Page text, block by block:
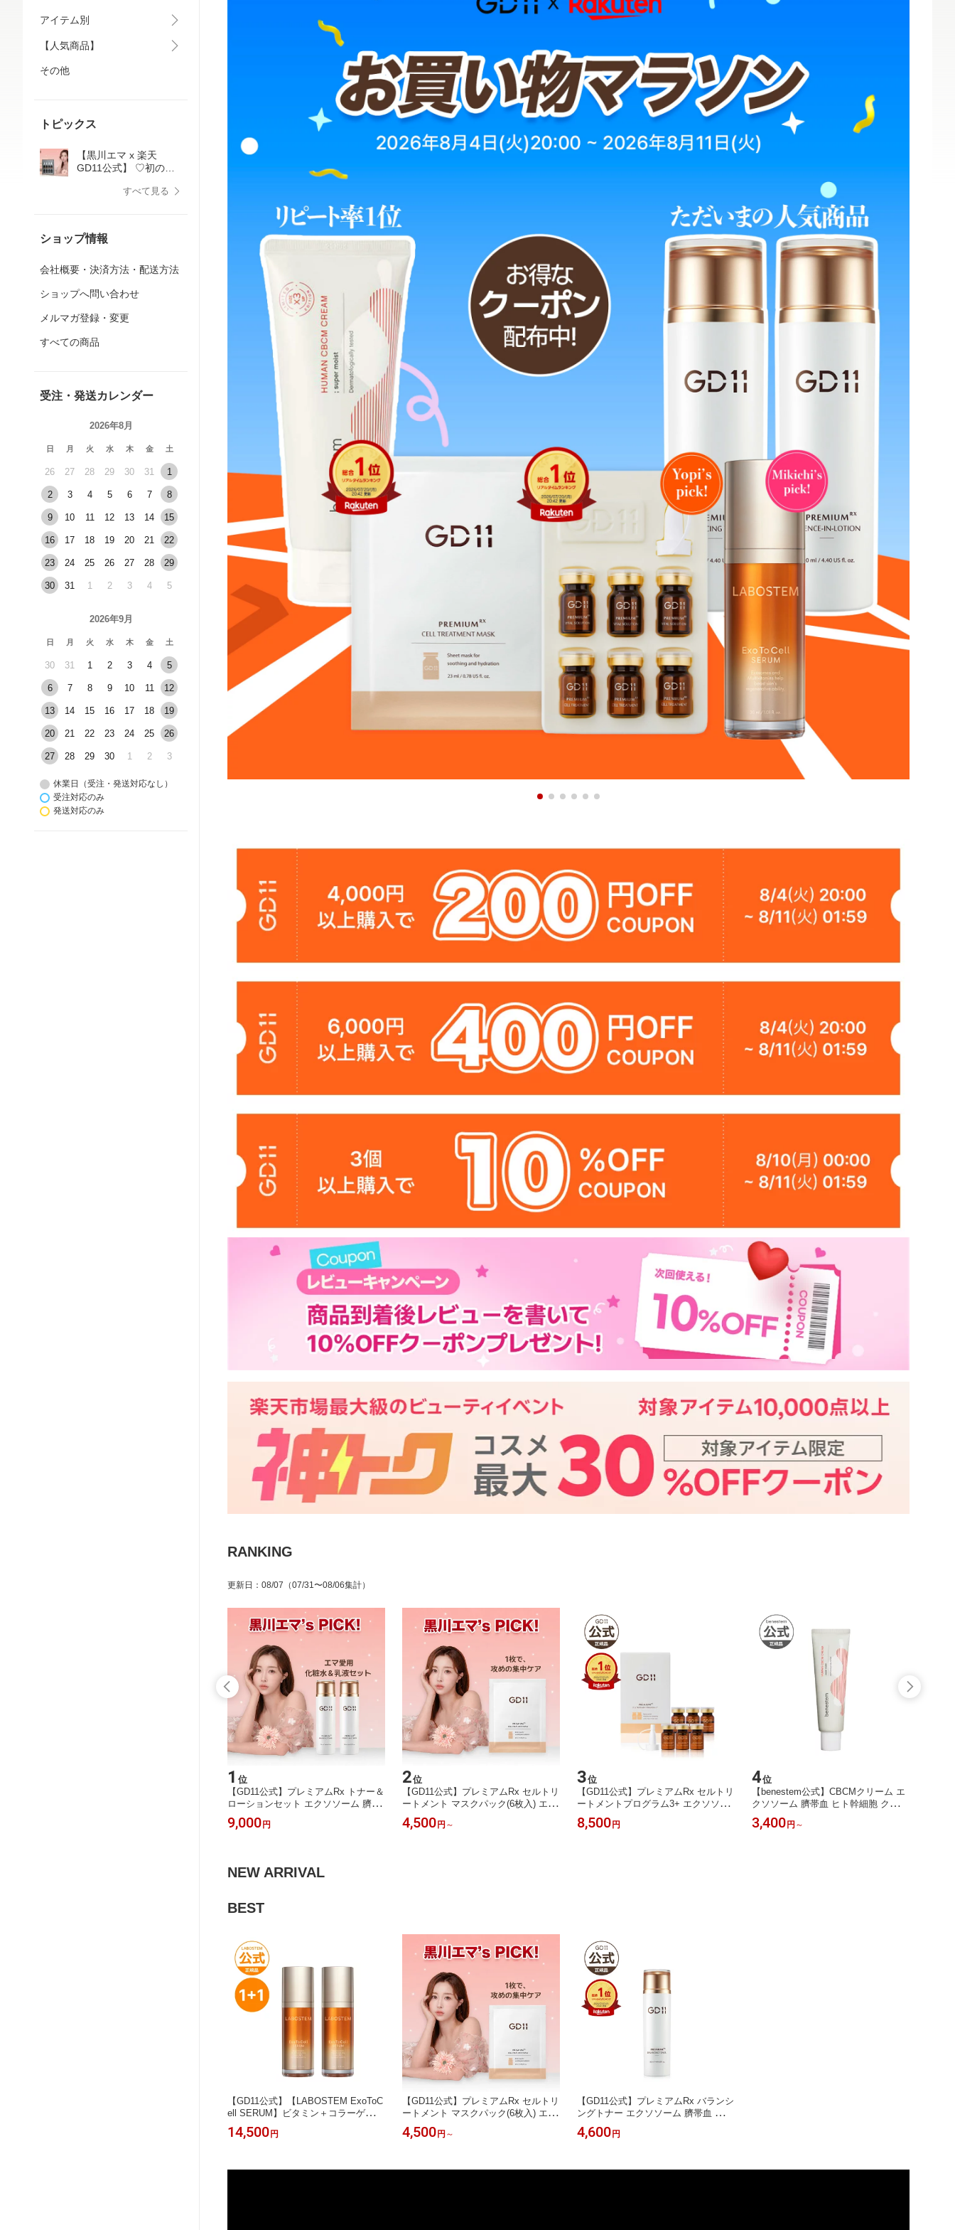
アイテム別
【人気商品】
その他
トピックス
【黒川エマ x 楽天
GD11公式】 ♡初のス
すべて見る
ショップ情報
会社概要・決済方法・配送方法
ショップへ問い合わせ
メルマガ登録・変更
すべての商品
受注・発送カレンダー
2026年8月
日 月 火 水 木 金 土
26 27 28 29 30 31 1
2 3 4 5 6 7 8
9 10 11 12 13 14 15
16 17 18 19 20 21 22
23 24 25 26 27 28 29
30 31 1 2 3 4 5
2026年9月
日 月 火 水 木 金 土
30 31 1 2 3 4 5
6 7 8 9 10 11 12
13 14 15 16 17 18 19
20 21 22 23 24 25 26
27 28 29 30 1 2 3
休業日（受注・発送対応なし）
受注対応のみ
発送対応のみ
RANKING
更新日 ： 08/07 （07/31〜08/06集計）
1 位
【GD11公式】プレミアムRx トナー＆
ローションセット エクソソーム 臍帯
血 ヒト幹細胞 化粧水 トナー 乳液 ロ
ーション 保湿 鎮静 トーンアップ 水
9,000 円
2位
【GD11公式】プレミアムRx セルトリ
ートメント マスクパック(6枚入) エク
ソソーム 臍帯血 ヒト幹細胞 パック
保湿 鎮静 トーンアップ 水光肌 キメ
4,500 円 ～
3位
【GD11公式】プレミアムRx セルトリ
ートメントプログラム3+ エクソソー
ム 臍帯血 ヒト幹細胞 美容液 アンプ
ル ブースター 保湿 鎮静 トーンアッ
8,500 円
4位
【benestem公式】CBCMクリーム エ
クソソーム 臍帯血 ヒト幹細胞 クリー
ム ベネステム 家族 低刺激 敏感肌 ニ
キビ かゆみ 角質 鎮静 保湿 水光肌 キ
3,400 円 ～
NEW ARRIVAL
BEST
【GD11公式】【LABOSTEM ExoToC
ell SERUM】ビタミン＋コラーゲンウ
ォーター＋エクソソームセラム 30ml*
2本セット 乾燥肌 トーンアップ ツヤ
14,500 円
【GD11公式】プレミアムRx セルトリ
ートメント マスクパック(6枚入) エク
ソソーム 臍帯血 ヒト幹細胞 パック
保湿 鎮静 トーンアップ 水光肌 キメ
4,500 円 ～
【GD11公式】プレミアムRx バランシ
ングトナー エクソソーム 臍帯血 ヒト
幹細胞 化粧水 トナー 保湿 鎮静 トー
ンアップ 水光肌 キメ 乾燥 浸透 年齢
4,600 円